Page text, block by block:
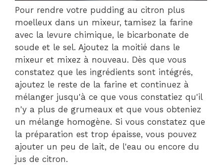
Pour rendre votre pudding au citron plus
moelleux dans un mixeur, tamisez la farine
avec la levure chimique, le bicarbonate de
soude et le sel. Ajoutez la moitié dans le
mixeur et mixez à nouveau. Dès que vous
constatez que les ingrédients sont intégrés,
ajoutez le reste de la farine et continuez à
mélanger jusqu'à ce que vous constatiez qu'il
n'y a plus de grumeaux et que vous obteniez
un mélange homogène. Si vous constatez que
la préparation est trop épaisse, vous pouvez
ajouter un peu de lait, de l'eau ou encore du
jus de citron.